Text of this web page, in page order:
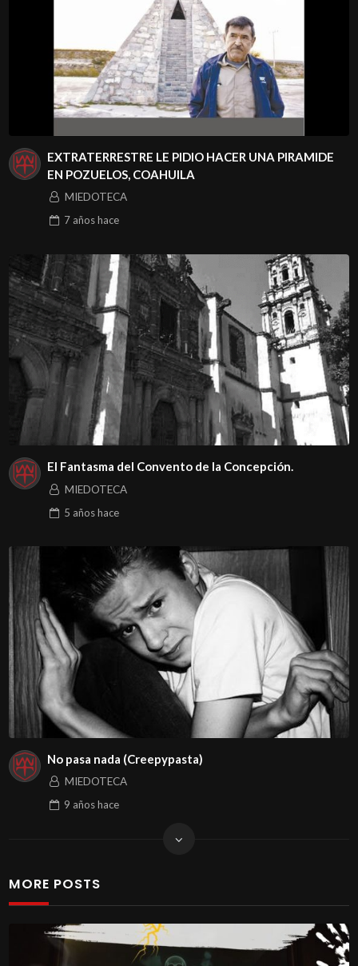
EXTRATERRESTRE LE PIDIO HACER UNA PIRAMIDE
EN POZUELOS, COAHUILA
MIEDOTECA
7 añoshace
El Fantasma del Convento de la Concepción.
MIEDOTECA
5 añoshace
No pasa nada (Creepypasta)
MIEDOTECA
9 añoshace
MORE POSTS